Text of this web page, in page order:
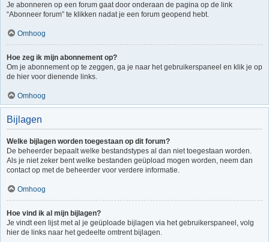
Je abonneren op een forum gaat door onderaan de pagina op de link
“Abonneer forum” te klikken nadat je een forum geopend hebt.
Omhoog
Hoe zeg ik mijn abonnement op?
Om je abonnement op te zeggen, ga je naar het gebruikerspaneel en klik je op
de hier voor dienende links.
Omhoog
Bijlagen
Welke bijlagen worden toegestaan op dit forum?
De beheerder bepaalt welke bestandstypes al dan niet toegestaan worden.
Als je niet zeker bent welke bestanden geüpload mogen worden, neem dan
contact op met de beheerder voor verdere informatie.
Omhoog
Hoe vind ik al mijn bijlagen?
Je vindt een lijst met al je geüploade bijlagen via het gebruikerspaneel, volg
hier de links naar het gedeelte omtrent bijlagen.